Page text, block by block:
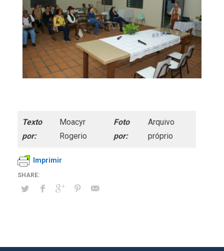
Texto
por:
Moacyr
Rogerio
Foto
por:
Arquivo
próprio
Imprimir